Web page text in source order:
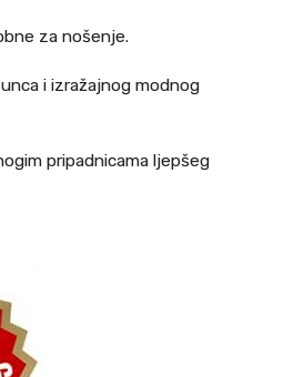
za nošenje.
i izražajnog modnog
pripadnicama ljepšeg